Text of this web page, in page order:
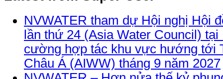
NVWATER tham dự Hội nghị Hội
lần thứ 24 (Asia Water Council)
cường hợp tác khu vực hướng tới
Châu Á (AIWW) tháng 9 năm 2027